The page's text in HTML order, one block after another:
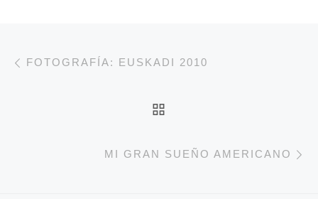
Navegación de entradas
FOTOGRAFÍA: EUSKADI 2010
MI GRAN SUEÑO AMERICANO